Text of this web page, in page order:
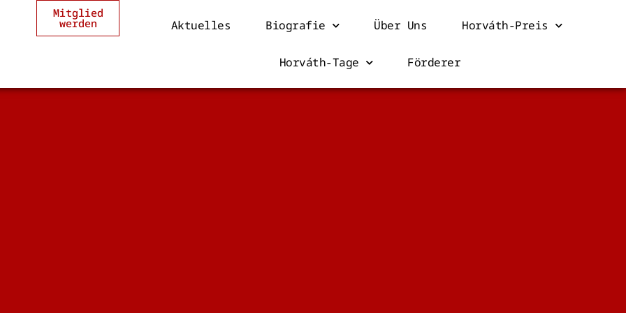
Aktuelles Biografie Über Uns Horváth-Preis
Horváth-Tage Förderer
Mitglied
werden